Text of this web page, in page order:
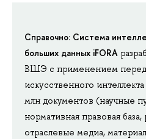
Справочно: Система
больших данных iFORA
ВШЭ с применением
искусственного
млн документов (научные
нормативная правовая
отраслевые медиа,